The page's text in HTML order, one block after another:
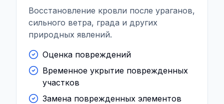
Восстановление кровли после ураганов,
сильного ветра, града и других
природных явлений.
Оценка повреждений
Временное укрытие поврежденных
участков
Замена поврежденных элементов